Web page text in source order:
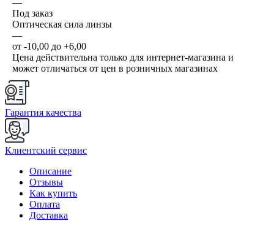
Под заказ
Оптическая сила линзы
—
от -10,00 до +6,00
Цена действительна только для интернет-магазина и
может отличаться от цен в розничных магазинах
Гарантия качества
Клиентский сервис
Описание
Отзывы
Как купить
Оплата
Доставка